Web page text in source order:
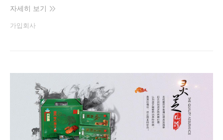
자세히 보기
가입회사